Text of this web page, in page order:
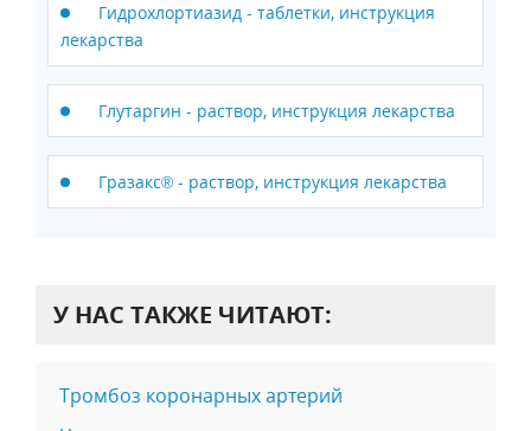
Гидрохлортиазид - таблетки, инструкция
лекарства
Глутаргин - раствор, инструкция лекарства
Гразакс® - раствор, инструкция лекарства
У НАС ТАКЖЕ ЧИТАЮТ:
Тромбоз коронарных артерий